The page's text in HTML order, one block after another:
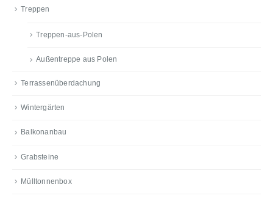
Treppen
Treppen-aus-Polen
Außentreppe aus Polen
Terrassenüberdachung
Wintergärten
Balkonanbau
Grabsteine
Mülltonnenbox